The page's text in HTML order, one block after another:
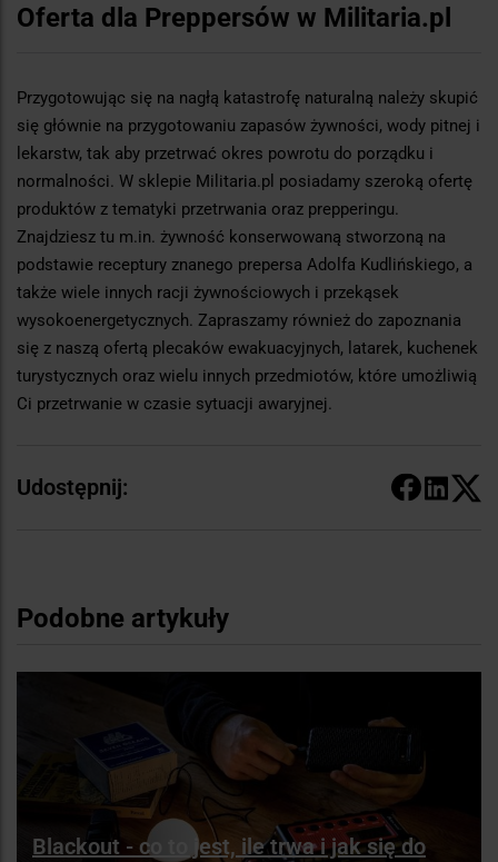
Oferta dla Preppersów w Militaria.pl
Przygotowując się na nagłą katastrofę naturalną należy skupić
się głównie na przygotowaniu zapasów żywności, wody pitnej i
lekarstw, tak aby przetrwać okres powrotu do porządku i
normalności. W sklepie Militaria.pl posiadamy szeroką ofertę
produktów z tematyki przetrwania oraz prepperingu.
Znajdziesz tu m.in. żywność konserwowaną stworzoną na
podstawie receptury znanego prepersa Adolfa Kudlińskiego, a
także wiele innych racji żywnościowych i przekąsek
wysokoenergetycznych. Zapraszamy również do zapoznania
się z naszą ofertą plecaków ewakuacyjnych, latarek, kuchenek
turystycznych oraz wielu innych przedmiotów, które umożliwią
Ci przetrwanie w czasie sytuacji awaryjnej.
Udostępnij:
Podobne artykuły
Blackout - co to jest, ile trwa i jak się do